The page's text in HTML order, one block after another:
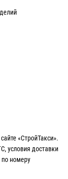
«СтройТакси».
условия доставки
номеру